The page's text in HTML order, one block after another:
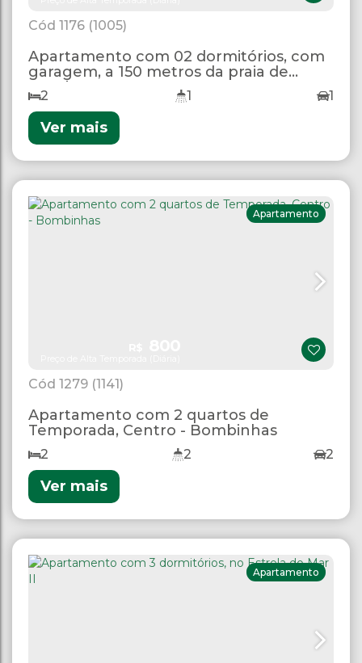
1176 (1005)
Apartamento com 02 dormitórios, com
garagem, a 150 metros da praia de
Bombas.
2 1 1
Ver mais
1279 (1141)
Apartamento
Apartamento com 2 quartos de
Temporada, Centro - Bombinhas
2 2 2
Ver mais
Apartamento